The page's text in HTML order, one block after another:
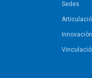
Sedes